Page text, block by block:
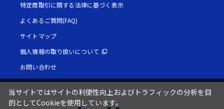
特定商取引に関する法律に基づく表示
よくあるご質問(FAQ)
サイトマップ
個人情報の取り扱いについて
お問い合わせ
当サイトではサイトの利便性向上およびトラフィックの分析を目
的としてCookieを使用しています。